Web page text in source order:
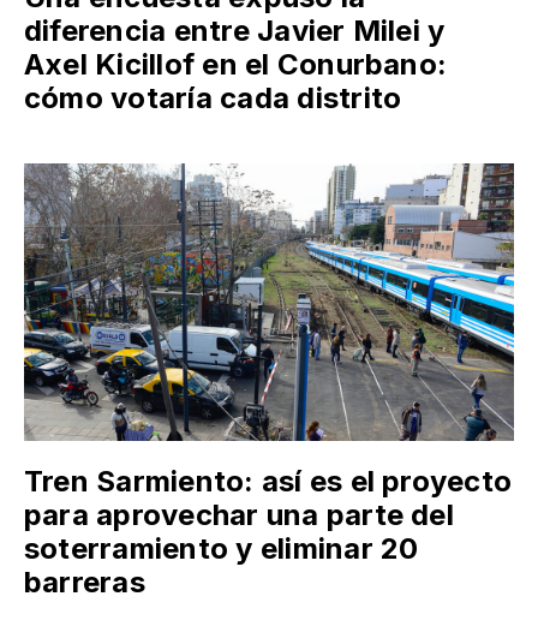
diferencia entre Javier Milei y
Axel Kicillof en el Conurbano:
cómo votaría cada distrito
Tren Sarmiento: así es el proyecto
para aprovechar una parte del
soterramiento y eliminar 20
barreras